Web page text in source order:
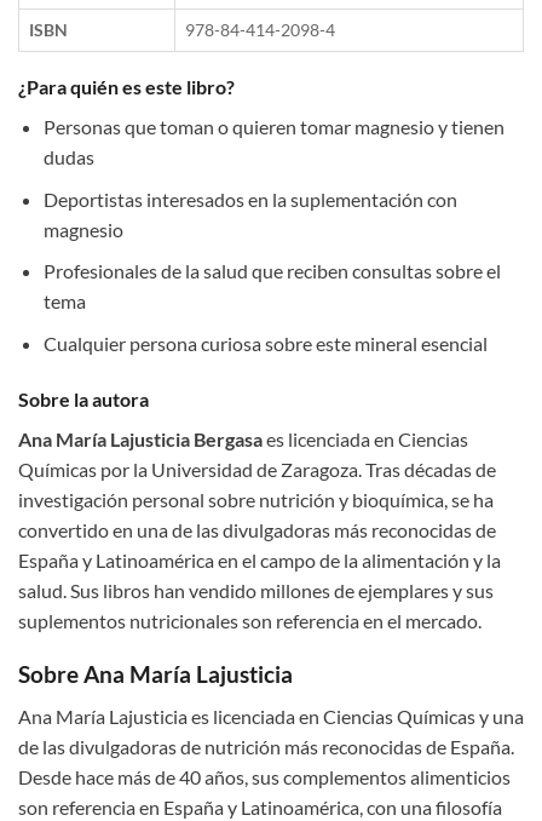
ISBN 978-84-414-2098-4
¿Para quién es este libro?
Personas que toman o quieren tomar magnesio y tienen
dudas
Deportistas interesados en la suplementación con
magnesio
Profesionales de la salud que reciben consultas sobre el
tema
Cualquier persona curiosa sobre este mineral esencial
Sobre la autora
Ana María Lajusticia Bergasaes licenciada en Ciencias
Químicas por la Universidad de Zaragoza. Tras décadas de
investigación personal sobre nutrición y bioquímica, se ha
convertido en una de las divulgadoras más reconocidas de
España y Latinoamérica en el campo de la alimentación y la
salud. Sus libros han vendido millones de ejemplares y sus
suplementos nutricionales son referencia en el mercado.
Sobre Ana María Lajusticia
Ana María Lajusticia es licenciada en Ciencias Químicas y una
de las divulgadoras de nutrición más reconocidas de España.
Desde hace más de 40 años, sus complementos alimenticios
son referencia en España y Latinoamérica, con una filosofía